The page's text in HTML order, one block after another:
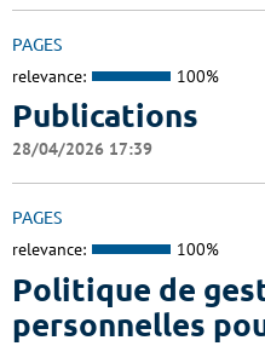
PAGES
relevance: 100%
Publications
28/04/2026 17:39
PAGES
relevance: 100%
Politique de
personnelles